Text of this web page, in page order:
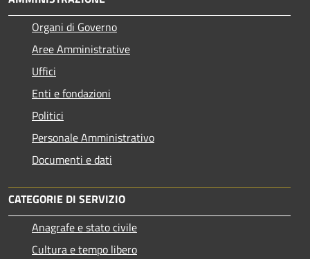
Organi di Governo
Aree Amministrative
Uffici
Enti e fondazioni
Politici
Personale Amministrativo
Documenti e dati
CATEGORIE DI SERVIZIO
Anagrafe e stato civile
Cultura e tempo libero